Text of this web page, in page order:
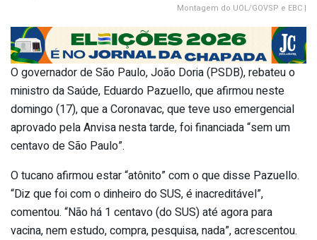
Montagem do UOL/GOVSP e EBC |
O governador de São Paulo, João Doria (PSDB), rebateu o
ministro da Saúde, Eduardo Pazuello, que afirmou neste
domingo (17), que a Coronavac, que teve uso emergencial
aprovado pela Anvisa nesta tarde, foi financiada “sem um
centavo de São Paulo”.
O tucano afirmou estar “atônito” com o que disse Pazuello.
“Diz que foi com o dinheiro do SUS, é inacreditável”,
comentou. “Não há 1 centavo (do SUS) até agora para
vacina, nem estudo, compra, pesquisa, nada”, acrescentou.